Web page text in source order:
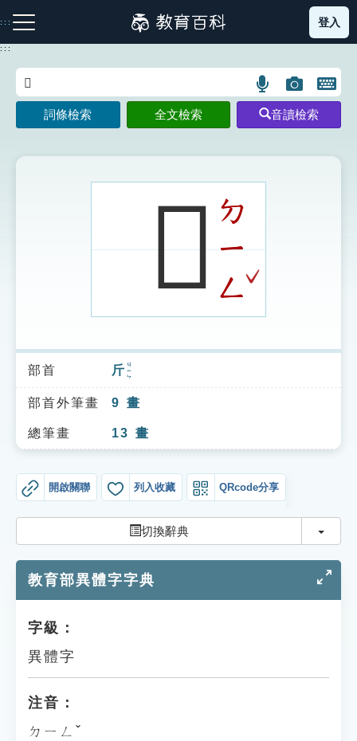
到
主
:::
注音索引圖示 筆畫索引圖示 部首索引表圖示
索引選單
知識索引
單字索引
遊戲專區
教學應用
貓頭鷹博士
登入
:::
語
言
搜
示
圖
片
搜
開
鍵
圖
詞條檢索 全文檢索 音讀檢索
𥇴ㄉ
ㄧ
ㄥ
ˇ
部首 斤 ㄐㄧㄣ
部首外筆畫 9 畫
總筆畫 13 畫
開啟關聯 列入收藏 QRcode分享
切換辭典 切換
教育部異體字字典
字級：
異體字
注音：
ㄉㄧㄥˇ